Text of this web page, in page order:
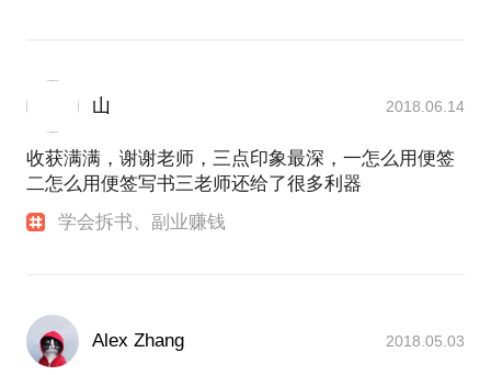
山 2018.06.14
收获满满，谢谢老师，三点印象最深，一怎么用便签
二怎么用便签写书三老师还给了很多利器
学会拆书、副业赚钱
Alex Zhang 2018.05.03